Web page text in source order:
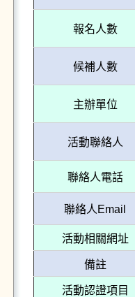
報名人數
候補人數
主辦單位
活動聯絡人
聯絡人電話
聯絡人Email
活動相關網址
備註
活動認證項目